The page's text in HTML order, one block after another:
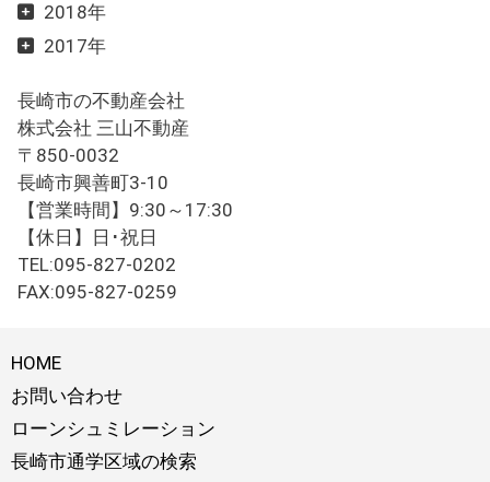
2018年
2017年
長崎市の不動産会社
株式会社 三山不動産
〒850-0032
長崎市興善町3-10
【営業時間】9:30～17:30
【休日】日･祝日
TEL:095-827-0202
FAX:095-827-0259
HOME
お問い合わせ
ローンシュミレーション
長崎市通学区域の検索